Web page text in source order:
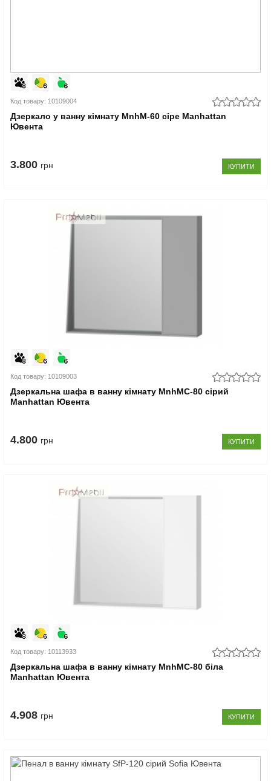
Код товару: 10109004
Дзеркало у ванну кімнату MnhM-60 сіре Manhattan
Ювента
3.800 грн КУПИТИ
Код товару: 10109003
Дзеркальна шафа в ванну кімнату MnhMC-80 сірий
Manhattan Ювента
4.800 грн КУПИТИ
Код товару: 10113933
Дзеркальна шафа в ванну кімнату MnhMC-80 біла
Manhattan Ювента
4.908 грн КУПИТИ